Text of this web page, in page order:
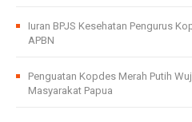
Iuran BPJS Kesehatan Pengurus
APBN
Penguatan Kopdes Merah Putih
Masyarakat Papua